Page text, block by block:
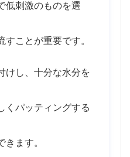
低刺激のものを選
ことが重要です。
けし、十分な水分を
くパッティングする
ます。